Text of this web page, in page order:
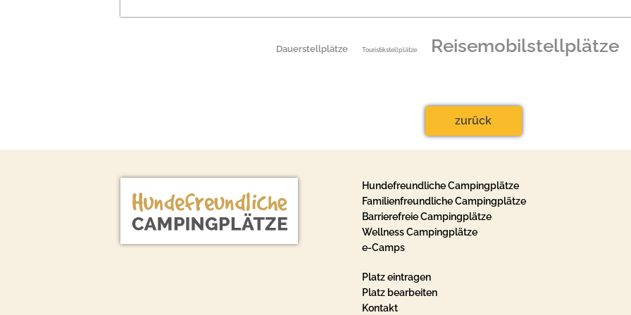
Dauerstellplätze Touristikstellplätze Reisemobilstellplätze
zurück
Hundefreundliche Campingplätze
Familienfreundliche Campingplätze
Barrierefreie Campingplätze
Wellness Campingplätze
e-Camps
Platz eintragen
Platz bearbeiten
Kontakt